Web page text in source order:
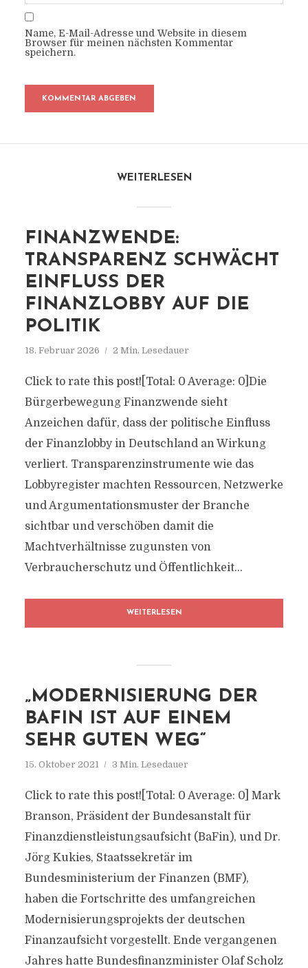
Name, E-Mail-Adresse und Website in diesem
Browser für meinen nächsten Kommentar
speichern.
WEITERLESEN
FINANZWENDE:
TRANSPARENZ SCHWÄCHT
EINFLUSS DER
FINANZLOBBY AUF DIE
POLITIK
18. Februar 2026 2 Min. Lesedauer
Click to rate this post![Total: 0 Average: 0]Die
Bürgerbewegung Finanzwende sieht
Anzeichen dafür, dass der politische Einfluss
der Finanzlobby in Deutschland an Wirkung
verliert. Transparenzinstrumente wie das
Lobbyregister machten Ressourcen, Netzwerke
und Argumentationsmuster der Branche
sichtbar und verschöben damit die
Machtverhältnisse zugunsten von
Verbraucherschutz und Öffentlichkeit...
WEITERLESEN
„MODERNISIERUNG DER
BAFIN IST AUF EINEM
SEHR GUTEN WEG“
15. Oktober 2021 3 Min. Lesedauer
Click to rate this post![Total: 0 Average: 0] Mark
Branson, Präsident der Bundesanstalt für
Finanzdienstleistungsaufsicht (BaFin), und Dr.
Jörg Kukies, Staatssekretär im
Bundesministerium der Finanzen (BMF),
haben die Fortschritte des umfangreichen
Modernisierungsprojekts der deutschen
Finanzaufsicht vorgestellt. Ende vergangenen
Jahres hatte Bundesfinanzminister Olaf Scholz